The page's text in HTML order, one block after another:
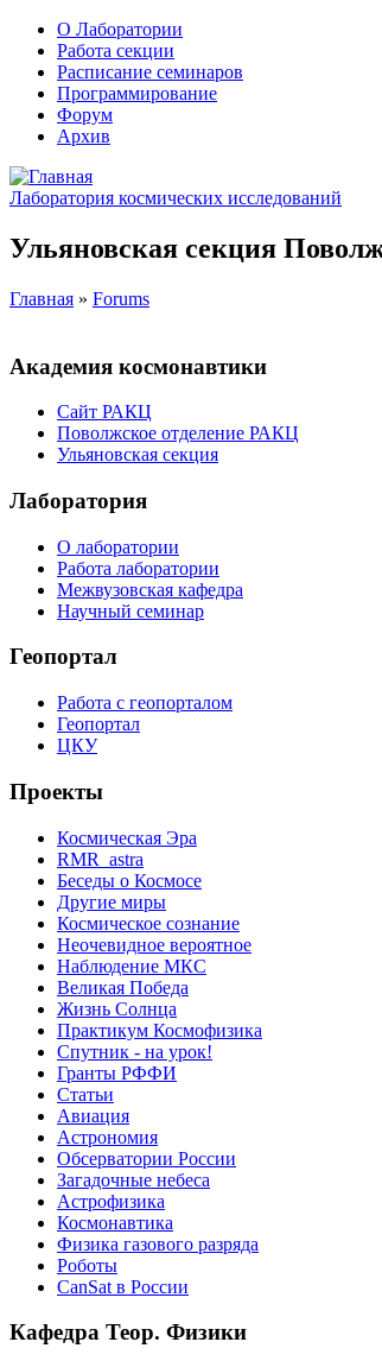
О Лаборатории
Работа секции
Расписание семинаров
Программирование
Форум
Архив
Лаборатория космических исследований
Ульяновская секция
Главная » Forums
Академия космонавтики
Сайт РАКЦ
Поволжское отделение РАКЦ
Ульяновская секция
Лаборатория
О лаборатории
Работа лаборатории
Межвузовская кафедра
Научный семинар
Геопортал
Работа с геопорталом
Геопортал
ЦКУ
Проекты
Космическая Эра
RMR_astra
Беседы о Космосе
Другие миры
Космическое сознание
Неочевидное вероятное
Наблюдение МКС
Великая Победа
Жизнь Солнца
Практикум Космофизика
Спутник - на урок!
Гранты РФФИ
Статьи
Авиация
Астрономия
Обсерватории России
Загадочные небеса
Астрофизика
Космонавтика
Физика газового разряда
Роботы
CanSat в России
Кафедра Теор. Физики